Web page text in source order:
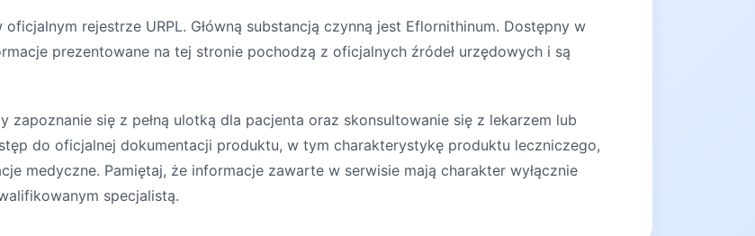
rejestrze URPL. Główną substancją czynną jest Eflornithinum. Dostępny w
prezentowane na tej stronie pochodzą z oficjalnych źródeł urzędowych i są
zapoznanie się z pełną ulotką dla pacjenta oraz skonsultowanie się z lekarzem lub
do oficjalnej dokumentacji produktu, w tym charakterystykę produktu leczniczego,
medyczne. Pamiętaj, że informacje zawarte w serwisie mają charakter wyłącznie
specjalistą.